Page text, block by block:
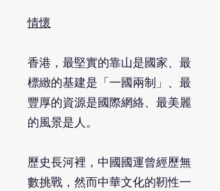
情懷
香港，最堅實的靠山是國家、最
標緻的基建是「一國兩制」、最
豐厚的資源是國際網絡、最美麗
的風景是人。
歷史長河裡，中國國運曾經歷無
數挑戰，然而中華文化的靭性一